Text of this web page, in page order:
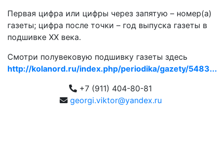
Первая цифра или цифры через запятую – номер(а)
газеты; цифра после точки – год выпуска газеты в
подшивке ХХ века.
Смотри полувековую подшивку газеты здесь
http://kolanord.ru/index.php/periodika/gazety/5483...
+7 (911) 404-80-81
georgi.viktor@yandex.ru